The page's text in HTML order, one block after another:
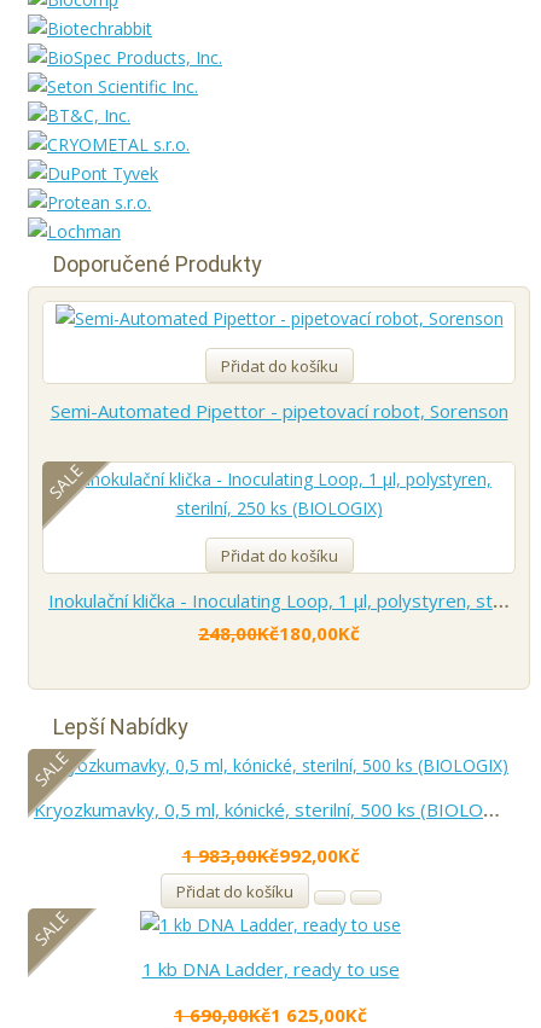
Doporučené Produkty
Přidat do košíku
Semi-Automated Pipettor - pipetovací robot, Sorenson
SALE
Přidat do košíku
Inokulační klička - Inoculating Loop, 1 µl, polystyren, sterilní, 250 ks (BIOLOGIX)
248,00Kč180,00Kč
Lepší Nabídky
SALE
Kryozkumavky, 0,5 ml, kónické, sterilní, 500 ks (BIOLOGIX)
1 983,00Kč992,00Kč
Přidat do košíku
SALE
1 kb DNA Ladder, ready to use
1 690,00Kč1 625,00Kč